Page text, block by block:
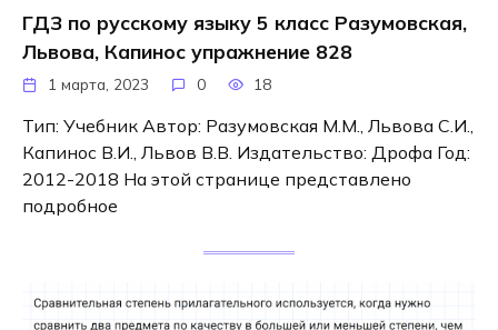
ГДЗ по русскому языку 5 класс Разумовская,
Львова, Капинос упражнение 828
1 марта, 2023 0 18
Тип: Учебник Автор: Разумовская М.М., Львова С.И.,
Капинос В.И., Львов В.В. Издательство: Дрофа Год:
2012-2018 На этой странице представлено
подробное